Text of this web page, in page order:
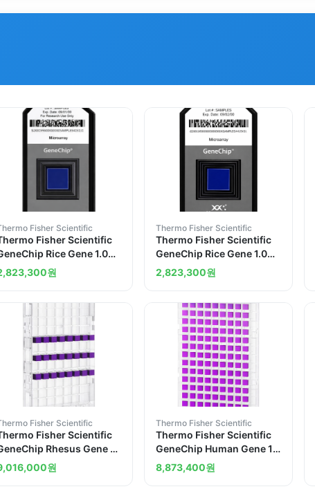
Fisher Scientific
Fisher Scientific
Rice Gene 1.0
Array United States 30
arrays
원
Thermo Fisher Scientific
Thermo Fisher Scientific
GeneChip Rice Gene 1.0
ST Array Japan 30 arrays
2,823,300원
Fisher Scientific
Fisher Scientific
Rhesus Gene 1.1
Array Plate
원
Thermo Fisher Scientific
Thermo Fisher Scientific
GeneChip Human Gene 1.1
ST Array Plate 1 x 96 array
plate
8,873,400원